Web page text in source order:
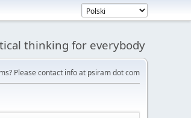
thinking for everybody
Please contact info at psiram dot com